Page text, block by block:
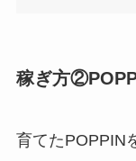
稼ぎ方
育てたPOPPIN